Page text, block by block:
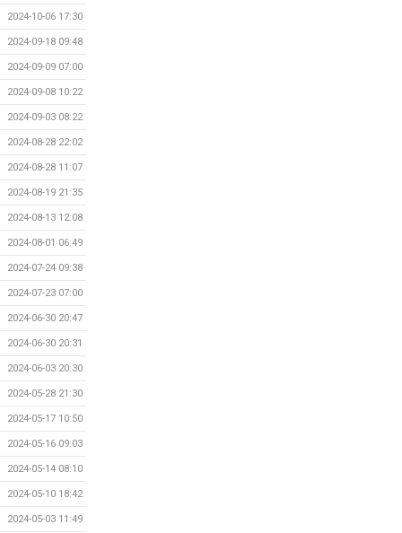
2024-10-06 17:30
2024-09-18 09:48
2024-09-09 07:00
2024-09-08 10:22
2024-09-03 08:22
2024-08-28 22:02
2024-08-28 11:07
2024-08-19 21:35
2024-08-13 12:08
2024-08-01 06:49
2024-07-24 09:38
2024-07-23 07:00
2024-06-30 20:47
2024-06-30 20:31
2024-06-03 20:30
2024-05-28 21:30
2024-05-17 10:50
2024-05-16 09:03
2024-05-14 08:10
2024-05-10 18:42
2024-05-03 11:49